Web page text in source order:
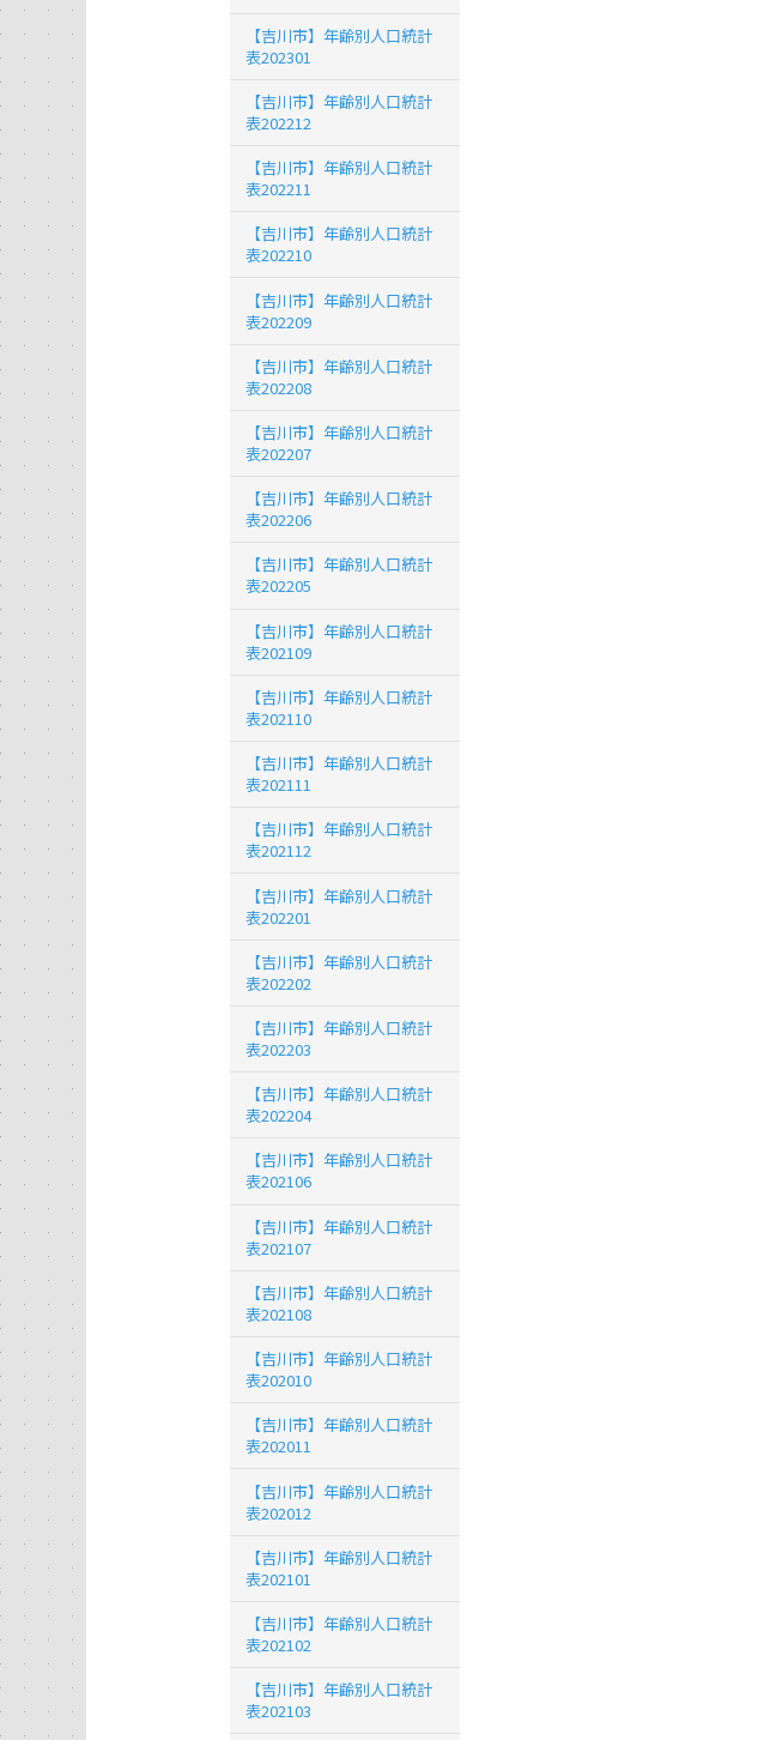
【吉川市】年齢別人口統計
表202301
【吉川市】年齢別人口統計
表202212
【吉川市】年齢別人口統計
表202211
【吉川市】年齢別人口統計
表202210
【吉川市】年齢別人口統計
表202209
【吉川市】年齢別人口統計
表202208
【吉川市】年齢別人口統計
表202207
【吉川市】年齢別人口統計
表202206
【吉川市】年齢別人口統計
表202205
【吉川市】年齢別人口統計
表202109
【吉川市】年齢別人口統計
表202110
【吉川市】年齢別人口統計
表202111
【吉川市】年齢別人口統計
表202112
【吉川市】年齢別人口統計
表202201
【吉川市】年齢別人口統計
表202202
【吉川市】年齢別人口統計
表202203
【吉川市】年齢別人口統計
表202204
【吉川市】年齢別人口統計
表202106
【吉川市】年齢別人口統計
表202107
【吉川市】年齢別人口統計
表202108
【吉川市】年齢別人口統計
表202010
【吉川市】年齢別人口統計
表202011
【吉川市】年齢別人口統計
表202012
【吉川市】年齢別人口統計
表202101
【吉川市】年齢別人口統計
表202102
【吉川市】年齢別人口統計
表202103